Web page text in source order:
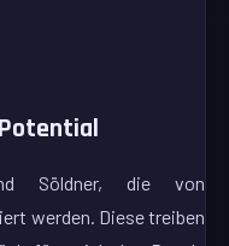
Söldner, die von
werden. Diese treiben